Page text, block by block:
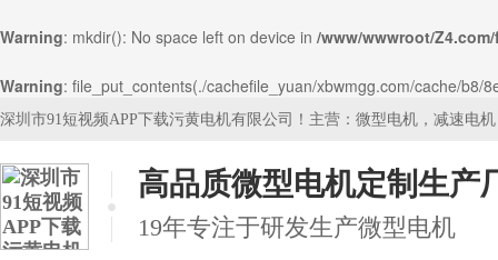
Warning: mkdir(): No space left on device in /www/wwwroot/
Warning: file_put_contents(./cachefile_yuan/xbwmgg.com/cache/
深圳市91短视频APP下载污黄电机有限公司！主营：微型电机，减速电
高品质微型电机定制生产
19年专注于研发生产微型电机